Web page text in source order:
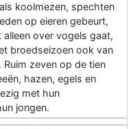
koolmezen, spechten
op eieren gebeurt,
over vogels gaat,
broedseizoen ook van
zeven op de tien
hazen, egels en
met hun
jongen.